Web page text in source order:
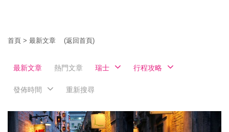
首頁 > 最新文章 (返回首頁)
最新文章 熱門文章 瑞士 行程攻略
發佈時間 重新搜尋